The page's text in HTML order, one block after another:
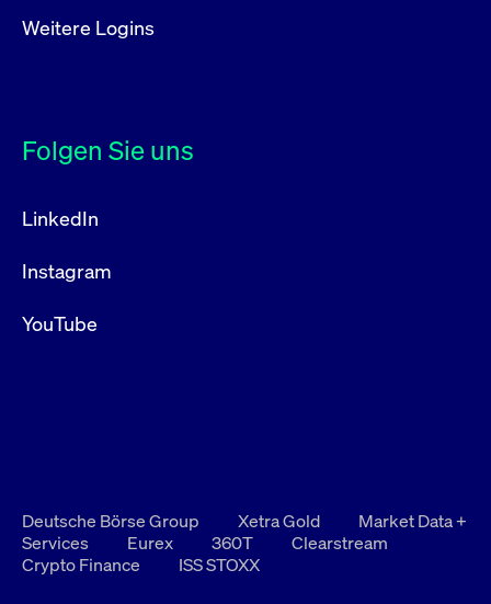
Weitere Logins
Folgen Sie uns
LinkedIn
Instagram
YouTube
Deutsche Börse Group Xetra Gold
Market Data +
Services
Eurex 360T
Clearstream
Crypto Finance
ISS STOXX